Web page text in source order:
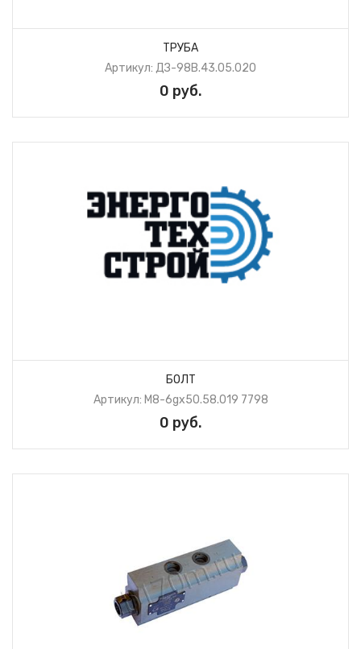
ТРУБА
Артикул: ДЗ-98В.43.05.020
0 руб.
БОЛТ
Артикул: М8-6gх50.58.019 7798
0 руб.